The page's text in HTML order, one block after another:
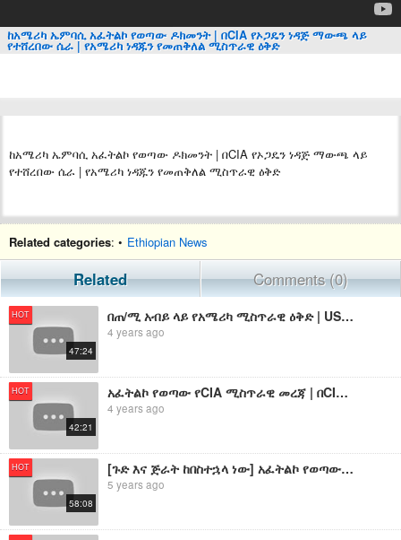
ከአሜሪካ ኤምባሲ አፈትልኮ የወጣው ዶክመንት | በCIA የኦጋዴን ነዳጅ ማውጫ ላይ
የተሸረበው ሴራ | የአሜሪካ ነዳጁን የመጠቅለል ሚስጥራዊ ዕቅድ
ከአሜሪካ ኤምባሲ አፈትልኮ የወጣው ዶክመንት | በCIA የኦጋዴን ነዳጅ ማውጫ ላይ
የተሸረበው ሴራ | የአሜሪካ ነዳጁን የመጠቅለል ሚስጥራዊ ዕቅድ
Related categories: • Ethiopian News
Related Comments (0)
HOT
47:24
በጠ/ሚ አብይ ላይ የአሜሪካ ሚስጥራዊ ዕቅድ | USAID ኢትዮጵያ ውስጥ እየሰራው ያለውን አደገኛ ሴራ ያጋለጠው አፈትልኮ የወጣው ዶክመንት
4 years ago
HOT
42:21
አፈትልኮ የወጣው የCIA ሚስጥራዊ መረጃ | በCIA ኢትዮጵያ ላይ የተፈፀሙ 5 አደገኛ ሴራዎች በቪዲዮ ማስረጃ ተጋለጡ
4 years ago
HOT
58:08
[ጉድ እና ጅራት ከበስተኋላ ነው] አፈትልኮ የወጣው የዶ/ር ብርሃኑ ነጋ 122ሺ ካሬ የሪልስቴት ዶክመንት ምስጢር የመሬት ወረራው አካል ?
5 years ago